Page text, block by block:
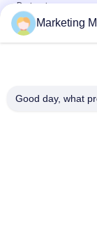
Detector
Ogni lotto di 30
funzionamento
50-Ton Per
Marketing
Good day, what